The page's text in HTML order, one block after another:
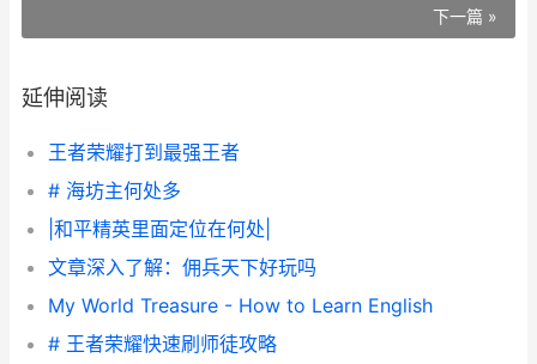
下一篇 »
延伸阅读
王者荣耀打到最强王者
# 海坊主何处多
|和平精英里面定位在何处|
文章深入了解：佣兵天下好玩吗
My World Treasure - How to Learn English
# 王者荣耀快速刷师徒攻略